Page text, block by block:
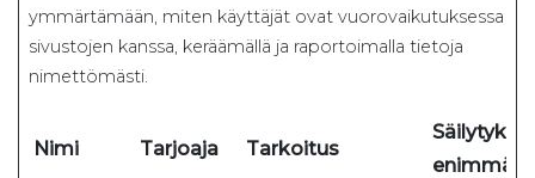
ymmärtämään, miten käyttäjät ovat vuorovaikutuksessa
sivustojen kanssa, keräämällä ja raportoimalla tietoja
nimettömästi.
Nimi Tarjoaja Tarkoitus